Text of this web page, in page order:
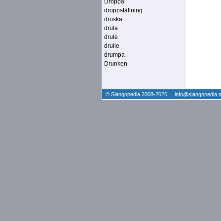
Droppa
droppställning
droska
drula
drule
drulle
drumpa
Drunken
© Slangopedia 2008-2026 :